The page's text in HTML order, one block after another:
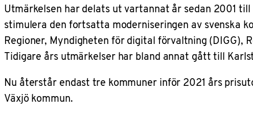
Utmärkelsen har delats ut vartannat år sedan 2001 till
stimulera den fortsatta moderniseringen av svenska
Regioner, Myndigheten för digital förvaltning (DIGG),
Tidigare års utmärkelser har bland annat gått till
Nu återstår endast tre kommuner inför 2021 års
Växjö kommun.